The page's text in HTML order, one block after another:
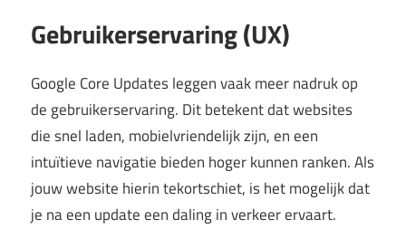
Gebruikerservaring (UX)
Google Core Updates leggen vaak meer nadruk op
de gebruikerservaring. Dit betekent dat websites
die snel laden, mobielvriendelijk zijn, en een
intuïtieve navigatie bieden hoger kunnen ranken. Als
jouw website hierin tekortschiet, is het mogelijk dat
je na een update een daling in verkeer ervaart.